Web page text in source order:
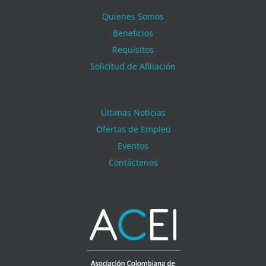
Quienes Somos
Beneficios
Requisitos
Solicitud de Afiliación
Últimas Noticias
Ofertas de Empleo
Eventos
Contáctenos